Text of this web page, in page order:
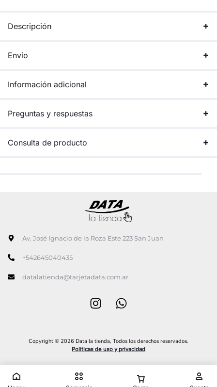
Descripción
Envío
Información adicional
Preguntas y respuestas
Consulta de producto
Av. José Ignacio de la Roza Este 223 San Juan
+542645040435
datalatienda@tarjetadata.com.ar
Copyright © 2026 Data la tienda, Todos los derechos reservados.
Políticas de uso y privacidad